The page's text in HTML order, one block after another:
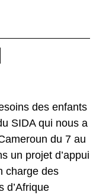
des enfants
SIDA qui nous a
du 7 au
un projet d’appui
charge des
d’Afrique